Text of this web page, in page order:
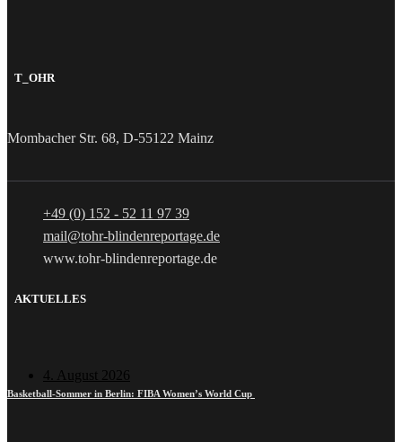
T_OHR
Mombacher Str. 68, D-55122 Mainz
+49 (0) 152 - 52 11 97 39
mail@tohr-blindenreportage.de
www.tohr-blindenreportage.de
AKTUELLES
4. August 2026
Basketball-Sommer in Berlin: FIBA Women’s World Cup